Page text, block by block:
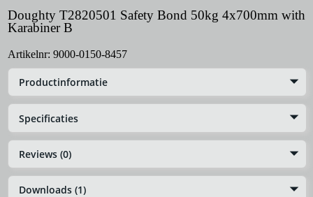
Doughty T2820501 Safety Bond 50kg 4x700mm with
Karabiner B
Artikelnr: 9000-0150-8457
Productinformatie
Specificaties
Reviews (0)
Downloads (1)